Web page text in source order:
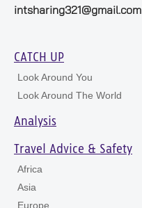
intsharing321@gmail.com
CATCH UP
Look Around You
Look Around The World
Analysis
Travel Advice & Safety
Africa
Asia
Europe